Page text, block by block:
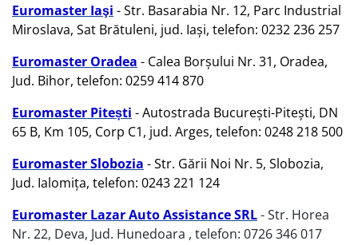
Euromaster Iaşi - Str. Basarabia Nr. 12, Parc Industrial
Miroslava, Sat Brătuleni, jud. Iași, telefon: 0232 236 257
Euromaster Oradea - Calea Borșului Nr. 31, Oradea,
Jud. Bihor, telefon: 0259 414 870
Euromaster Pitești - Autostrada București-Pitești, DN
65 B, Km 105, Corp C1, jud. Arges, telefon: 0248 218 500
Euromaster Slobozia - Str. Gării Noi Nr. 5, Slobozia,
Jud. Ialomița, telefon: 0243 221 124
Euromaster Lazar Auto Assistance SRL- Str. Horea
Nr. 22, Deva, Jud. Hunedoara , telefon: 0726 346 017